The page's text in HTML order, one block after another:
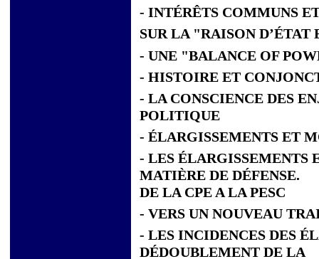
- INTÉRÊTS COMMUNS
SUR LA "RAISON D’ÉTAT
- UNE "BALANCE OF
- HISTOIRE ET
- LA CONSCIENCE DES
POLITIQUE
- ÉLARGISSEMENTS ET
- LES ÉLARGISSEMENTS
MATIÈRE DE DÉFENSE.
DE LA CPE A LA PESC
- VERS UN NOUVEAU
- LES INCIDENCES DES
DÉDOUBLEMENT DE LA